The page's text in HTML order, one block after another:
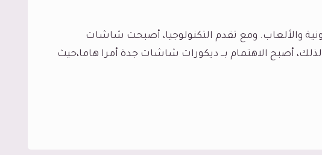
والألعاب. ومع تقدم التكنولوجيا، أصبحت شاشات
أصبح الاهتمام بـــ ديكورات شاشات جدة أمرا هاما،حيث